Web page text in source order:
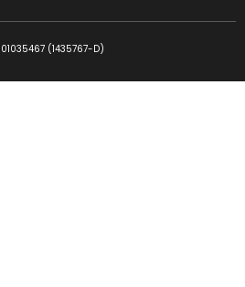
(1435767-D)